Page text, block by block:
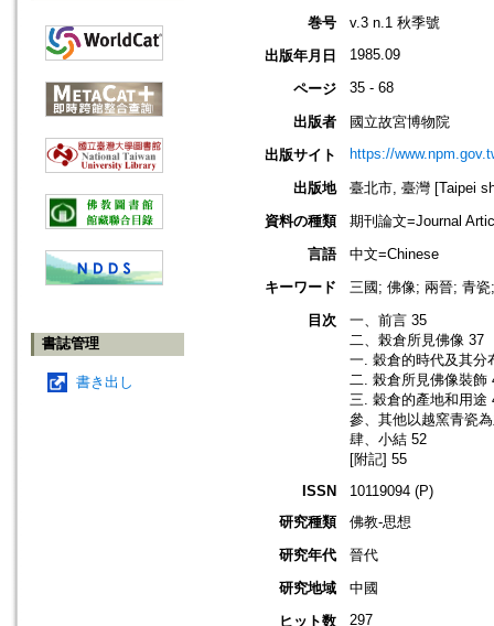
書誌管理
書き出し
巻号
v.3 n.1 秋季號
出版年月日
1985.09
ページ 35 - 68
出版者
國立故宮博物院
出版サイト
https://
出版地
臺北市, 臺灣 [Taipei
資料の種類
期刊論文=Journal
言語
中文=Chinese
キーワード
三國; 佛像; 兩晉; 青瓷
目次
一、前言 35
二、榖倉所見佛像 37
一. 穀倉的時代及其分
二. 榖倉所見佛像裝飾
三. 穀倉的產地和用途
參、其他以越窯青瓷
肆、小結 52
[附記] 55
ISSN
10119094 (P)
研究種類
佛教-思想
研究年代
晉代
研究地域
中國
ヒット数
297